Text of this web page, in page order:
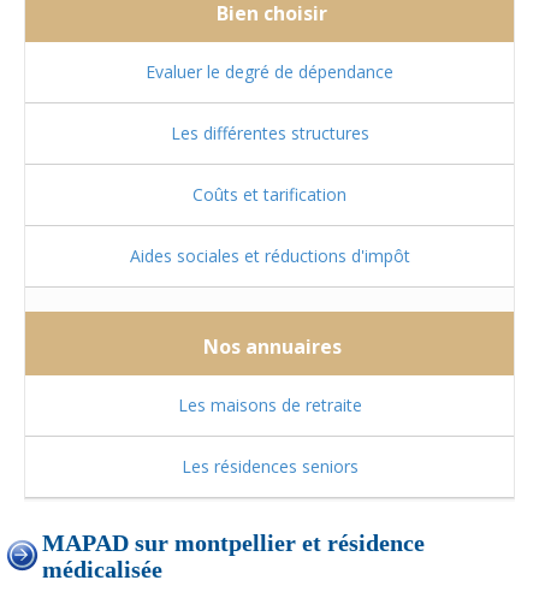
Bien choisir
Evaluer le degré de dépendance
Les différentes structures
Coûts et tarification
Aides sociales et réductions d'impôt
Nos annuaires
Les maisons de retraite
Les résidences seniors
MAPAD sur montpellier et résidence
médicalisée